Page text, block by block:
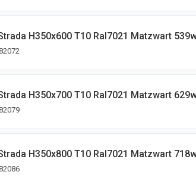
H350x600 T10 Ral7021 Matzwart
H350x700 T10 Ral7021 Matzwart
H350x800 T10 Ral7021 Matzwart